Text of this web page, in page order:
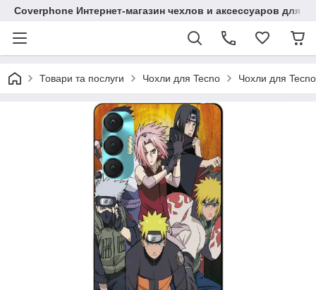
Coverphone Интернет-магазин чехлов и аксессуаров для
Товари та послуги Чохли для Tecno Чохли для